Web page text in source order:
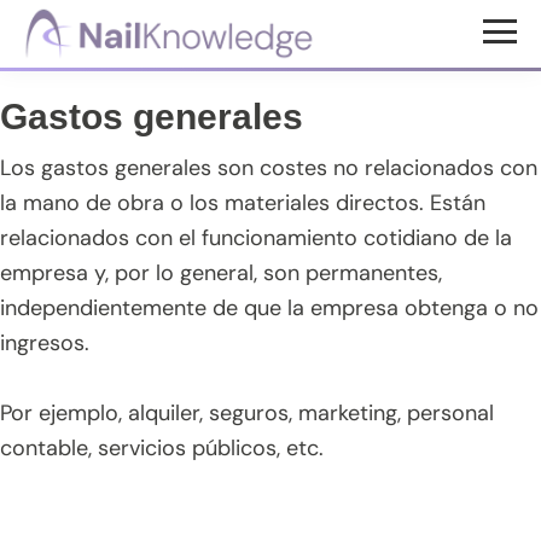
Saltar
principal
Saltar
barra
lateral
principal
Saltar
de
página
Conocimientos
de
uñas
Gastos generales
Los gastos generales son costes no relacionados con
la mano de obra o los materiales directos. Están
relacionados con el funcionamiento cotidiano de la
empresa y, por lo general, son permanentes,
independientemente de que la empresa obtenga o no
ingresos.
Por ejemplo, alquiler, seguros, marketing, personal
contable, servicios públicos, etc.